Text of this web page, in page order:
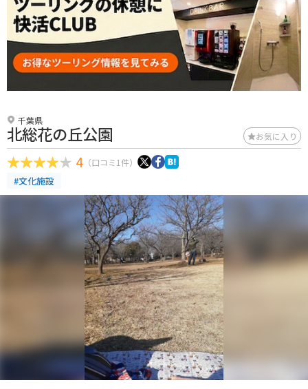
千葉県
北総花の丘公園 お気に入り
4 （口コミ1件）
#文化施設